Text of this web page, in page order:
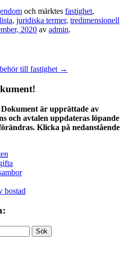
och märktes fastighet,
, juridiska termer, tredimensionell
2020 av admin.
till fastighet →
är upprättade av
och avtalen uppdateras löpande
Klicka på nedanstående
bostad